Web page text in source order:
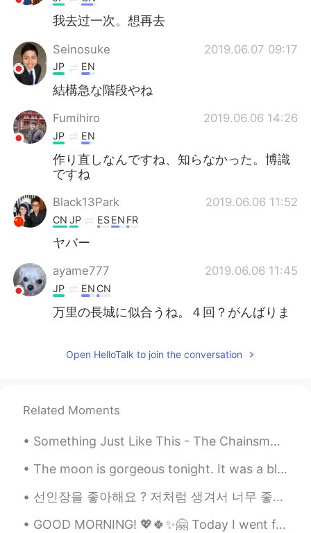
我去过一次。想再去
Seinosuke 2019.06.07 09:17
JP EN
結構急な階段やね
Fumihiro 2019.06.06 14:26
JP EN
作り直しなんですね、知らなかった。博識
ですね
Black13Park 2019.06.06 11:52
CN JP ESEN FR
ヤバー
ayame777 2019.06.06 11:45
JP EN CN
万里の長城に似合うね。４回？がんばりま
Tadashi 2019.06.06 11:35
JP EN
すごーい😳✨✨✨ そして、ステキな写真😊
Open HelloTalk to join the conversation
Related Moments
Something Just Like This - The Chainsmokers/Coldplay I'm sorry I haven't been posting moments f...
The moon is gorgeous tonight. It was a blood moon in the beginning. Now it's back to normal. All...
선인장을 좋아해요 ? 저처럼 생겨서 너무 좋은 것 같아요. 따끔따끔하지만, 그 안에 생기가 있어요 🌵🌵🌵 サボテンは好きですか？ 私に似ているので気に入っていると思います。 ちく...
GOOD MORNING! 💖🍀✨🤗 Today I went for a ride. 🚴🚴‍♀️ It's a good way to start the day 😄 Have a gr...